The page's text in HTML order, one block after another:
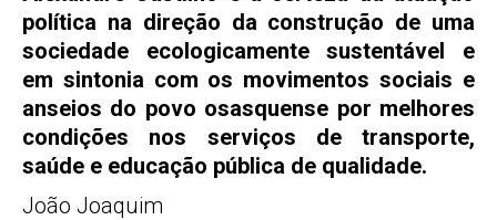
política na direção da construção de uma
sociedade ecologicamente sustentável e
em sintonia com os movimentos sociais e
anseios do povo osasquense por melhores
condições nos serviços de transporte,
saúde e educação pública de qualidade.
João Joaquim